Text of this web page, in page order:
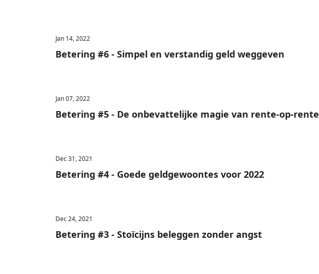
Jan 14, 2022
Betering #6 - Simpel en verstandig geld weggeven
Jan 07, 2022
Betering #5 - De onbevattelijke magie van rente-op-rente
Dec 31, 2021
Betering #4 - Goede geldgewoontes voor 2022
Dec 24, 2021
Betering #3 - Stoïcijns beleggen zonder angst